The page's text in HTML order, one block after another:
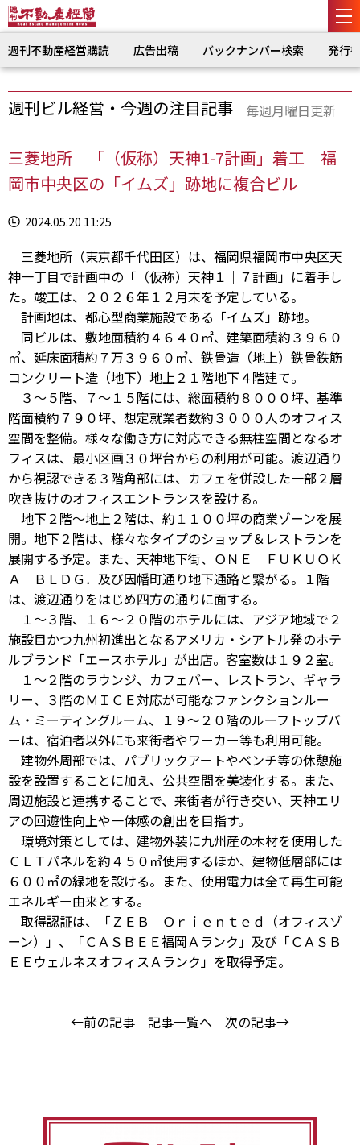
週刊不動産経営購読 広告出稿 バックナンバー検索 発行
週刊ビル経営・今週の注目記事 毎週月曜日更新
三菱地所 「（仮称）天神1-7計画」着工 福
岡市中央区の「イムズ」跡地に複合ビル
2024.05.20 11:25
三菱地所（東京都千代田区）は、福岡県福岡市中央区天
神一丁目で計画中の「（仮称）天神１｜７計画」に着手し
た。竣工は、２０２６年１２月末を予定している。
計画地は、都心型商業施設である「イムズ」跡地。
同ビルは、敷地面積約４６４０㎡、建築面積約３９６０
㎡、延床面積約７万３９６０㎡、鉄骨造（地上）鉄骨鉄筋
コンクリート造（地下）地上２１階地下４階建て。
３～５階、７～１５階には、総面積約８０００坪、基準
階面積約７９０坪、想定就業者数約３０００人のオフィス
空間を整備。様々な働き方に対応できる無柱空間となるオ
フィスは、最小区画３０坪台からの利用が可能。渡辺通り
から視認できる３階角部には、カフェを併設した一部２層
吹き抜けのオフィスエントランスを設ける。
地下２階～地上２階は、約１１００坪の商業ゾーンを展
開。地下２階は、様々なタイプのショップ＆レストランを
展開する予定。また、天神地下街、ＯＮＥ ＦＵＫＵＯＫ
Ａ ＢＬＤＧ．及び因幡町通り地下通路と繋がる。１階
は、渡辺通りをはじめ四方の通りに面する。
１～３階、１６～２０階のホテルには、アジア地域で２
施設目かつ九州初進出となるアメリカ・シアトル発のホテ
ルブランド「エースホテル」が出店。客室数は１９２室。
１～２階のラウンジ、カフェバー、レストラン、ギャラ
リー、３階のＭＩＣＥ対応が可能なファンクションルー
ム・ミーティングルーム、１９～２０階のルーフトップバ
ーは、宿泊者以外にも来街者やワーカー等も利用可能。
建物外周部では、パブリックアートやベンチ等の休憩施
設を設置することに加え、公共空間を美装化する。また、
周辺施設と連携することで、来街者が行き交い、天神エリ
アの回遊性向上や一体感の創出を目指す。
環境対策としては、建物外装に九州産の木材を使用した
ＣＬＴパネルを約４５０㎥使用するほか、建物低層部には
６００㎡の緑地を設ける。また、使用電力は全て再生可能
エネルギー由来とする。
取得認証は、「ＺＥＢ Ｏｒｉｅｎｔｅｄ（オフィスゾ
ーン）」、「ＣＡＳＢＥＥ福岡Ａランク」及び「ＣＡＳＢ
ＥＥウェルネスオフィスＡランク」を取得予定。
←前の記事 記事一覧へ 次の記事→